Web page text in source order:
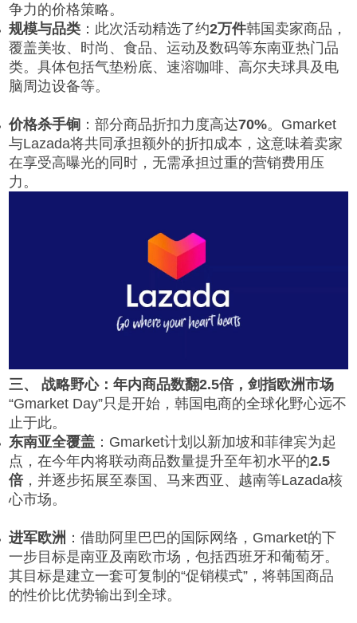
争力的价格策略。
规模与品类 ：此次活动精选了约2万件韩国卖家商品，
覆盖美妆、时尚、食品、运动及数码等东南亚热门品
类。具体包括气垫粉底、速溶咖啡、高尔夫球具及电
脑周边设备等。
价格杀手锏 ：部分商品折扣力度高达70%。Gmarket
与Lazada将共同承担额外的折扣成本，这意味着卖家
在享受高曝光的同时，无需承担过重的营销费用压
力。
三、 战略野心：年内商品数翻2.5倍，剑指欧洲市场
“Gmarket Day”只是开始，韩国电商的全球化野心远不
止于此。
东南亚全覆盖 ：Gmarket计划以新加坡和菲律宾为起
点，在今年内将联动商品数量提升至年初水平的2.5
倍，并逐步拓展至泰国、马来西亚、越南等Lazada核
心市场。
进军欧洲 ：借助阿里巴巴的国际网络，Gmarket的下
一步目标是南亚及南欧市场，包括西班牙和葡萄牙。
其目标是建立一套可复制的“促销模式”，将韩国商品
的性价比优势输出到全球。